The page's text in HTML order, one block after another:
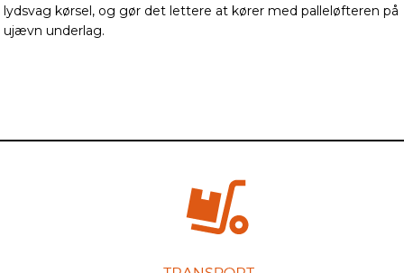
lydsvag kørsel, og gør det lettere at kører med palleløfteren på
ujævn underlag.